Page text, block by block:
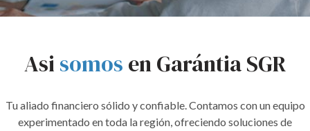
Asi somos en Garántia SGR
Tu aliado financiero sólido y confiable. Contamos con un equipo
experimentado en toda la región, ofreciendo soluciones de